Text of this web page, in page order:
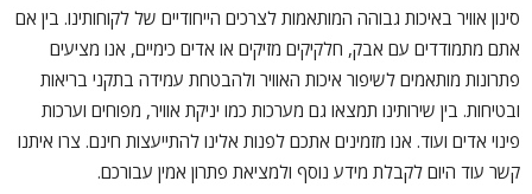
סינון אוויר באיכות גבוהה המותאמות לצרכים הייחודיים של לקוחותינו. בין אם
אתם מתמודדים עם אבק, חלקיקים מזיקים או אדים כימיים, אנו מציעים
פתרונות מותאמים לשיפור איכות האוויר ולהבטחת עמידה בתקני בריאות
ובטיחות. בין שירותינו תמצאו גם מערכות כמו יניקת אוויר, מפוחים וערכות
פינוי אדים ועוד. אנו מזמינים אתכם לפנות אלינו להתייעצות חינם. צרו איתנו
קשר עוד היום לקבלת מידע נוסף ולמציאת פתרון אמין עבורכם.